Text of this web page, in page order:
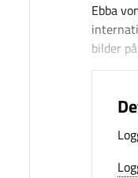
Ebba
bilder